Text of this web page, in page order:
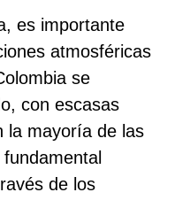
es importante
atmosféricas
se
con escasas
la mayoría de las
de los